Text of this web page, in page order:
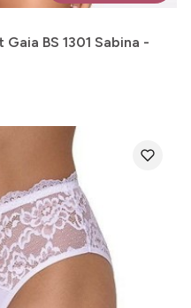
BS 1301 Sabina -